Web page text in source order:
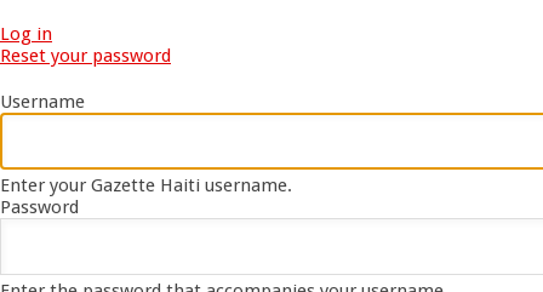
Primary
tabs
Log in
tab)
Reset your password
Username
Enter your Gazette Haiti username.
Password